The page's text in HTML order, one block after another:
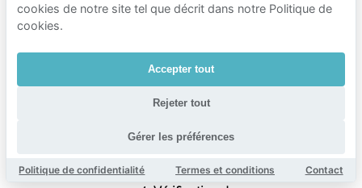
comparez le
couvert avec
une place
privée réservée
sur Mobypark
pour réduire la
temps.
cookies de notre site tel que décrit dans notre Politique de
cookies.
Accepter tout
Rejeter tout
Gérer les préférences
Politique de confidentialité Termes et conditions Contact